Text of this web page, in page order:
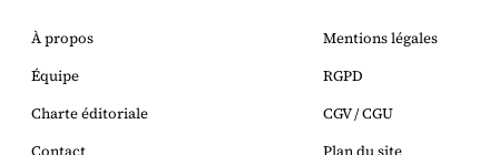
À propos
Équipe
Charte éditoriale
Contact
Mentions légales
RGPD
CGV / CGU
Plan du site